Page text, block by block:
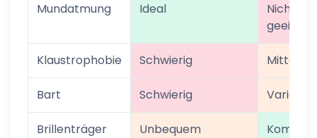
Mundatmung Ideal
Nicht
geeignet
Klaustrophobie Schwierig Mittel
Bart Schwierig Variabel
Brillenträger Unbequem